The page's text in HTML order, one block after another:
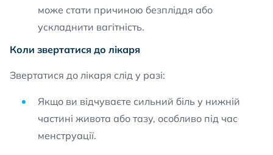
може стати причиною безпліддя або
ускладнити вагітність.
Коли звертатися до лікаря
Звертатися до лікаря слід у разі:
Якщо ви відчуваєте сильний біль у нижній
частині живота або тазу, особливо під час
менструації.